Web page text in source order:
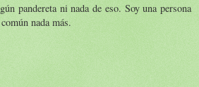
pandereta ni nada de eso. Soy una persona
nada más.